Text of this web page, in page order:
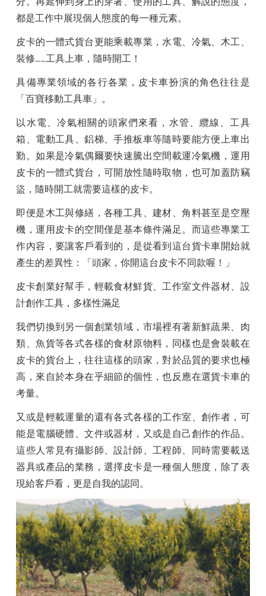
都是工作中展現個人態度的每一種元素。
皮卡的一體式貨台更能乘載專業，水電、冷氣、木工、
裝修……工具上車，隨時開工！
具備專業領域的各行各業，皮卡車扮演的角色往往是
「百寶移動工具車」。
以水電、冷氣相關的頭家們來看，水管、纜線、工具
箱、電動工具、鋁梯、手推板車等隨時要能方便上車出
勤。如果是冷氣偶爾要快速騰出空間載運冷氣機，運用
皮卡的一體式貨台，可開放性隨時取物，也可加蓋防竊
盜，隨時開工就需要這樣的皮卡。
即便是木工與修繕，各種工具、建材、角料甚至是空壓
機，運用皮卡的空間僅是基本條件滿足。而這些專業工
作內容，要讓客戶看到的，是從看到這台貨卡車開始就
產生的差異性：「頭家，你開這台皮卡不同款喔！」
皮卡創業好幫手，輕載食材鮮貨、工作室文件器材、設
計創作工具，多樣性滿足
我們切換到另一個創業領域，市場裡有著新鮮蔬果、肉
類、魚貨等各式各樣的食材原物料，同樣也是會裝載在
皮卡的貨台上，往往這樣的頭家，對於品質的要求也極
高，來自於本身在乎細節的個性，也反應在選貨卡車的
考量。
又或是輕載運量的還有各式各樣的工作室、創作者，可
能是電腦硬體、文件或器材，又或是自己創作的作品。
這些人常見有攝影師、設計師、工程師、同時需要載送
器具或產品的業務，選擇皮卡是一種個人態度，除了表
現給客戶看，更是自我的認同。